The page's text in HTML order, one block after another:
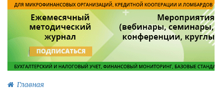
Главная